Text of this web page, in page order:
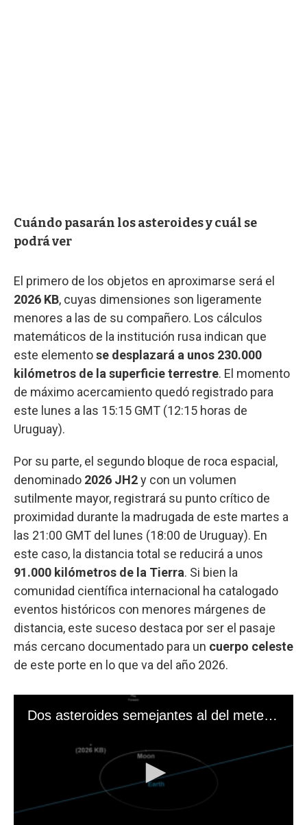
Cuándo pasarán los asteroides y cuál se
podrá ver
El primero de los objetos en aproximarse será el
2026 KB, cuyas dimensiones son ligeramente
menores a las de su compañero. Los cálculos
matemáticos de la institución rusa indican que
este elementose desplazará a unos 230.000
kilómetros de la superficie terrestre. El momento
de máximo acercamiento quedó registrado para
este lunes a las 15:15 GMT (12:15 horas de
Uruguay).
Por su parte, el segundo bloque de roca espacial,
denominado 2026 JH2y con un volumen
sutilmente mayor, registrará su punto crítico de
proximidad durante la madrugada de este martes a
las 21:00 GMT del lunes (18:00 de Uruguay). En
este caso, la distancia total se reducirá a unos
91.000 kilómetros de la Tierra. Si bien la
comunidad científica internacional ha catalogado
eventos históricos con menores márgenes de
distancia, este suceso destaca por ser el pasaje
más cercano documentado para un cuerpo celeste
de este porte en lo que va del año 2026.